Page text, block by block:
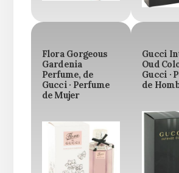
Flora Gorgeous
Gardenia
Perfume, de
Gucci · Perfume
de Mujer
Gucci
Oud
Gucci ·
de